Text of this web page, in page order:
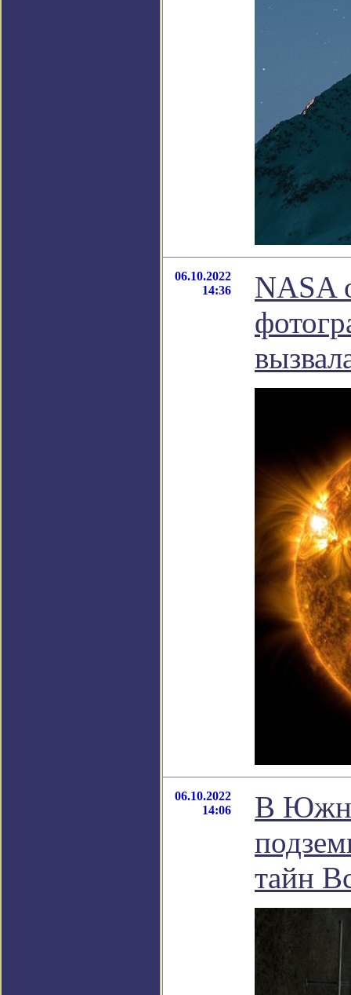
06.10.2022
14:36
NASA
06.10.2022
14:06
В
тайн